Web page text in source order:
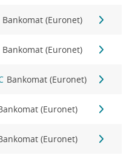
Bankomat (Euronet)
Bankomat (Euronet)
Bankomat (Euronet)
(Euronet)
(Euronet)